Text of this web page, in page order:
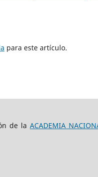
para este artículo.
de laACADEMIA